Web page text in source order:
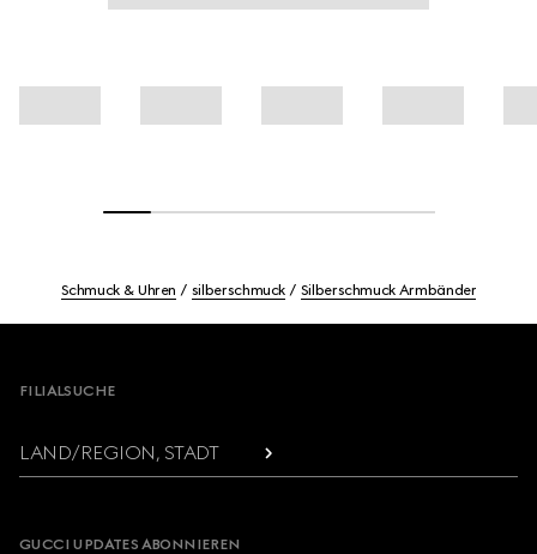
Schmuck & Uhren silberschmuck Silberschmuck Armbänder
FILIALSUCHE
LAND/REGION, STADT
GUCCI UPDATES ABONNIEREN